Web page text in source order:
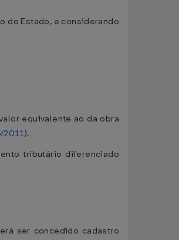
do Estado, e considerando
equivalente ao da obra
2011).
tributário diferenciado
ser concedido cadastro